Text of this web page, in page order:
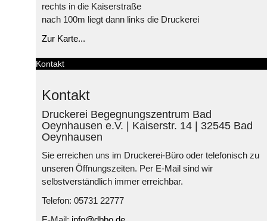
rechts in die Kaiserstraße
nach 100m liegt dann links die Druckerei
Zur Karte...
Kontakt
Kontakt
Druckerei Begegnungszentrum Bad
Oeynhausen e.V. | Kaiserstr. 14 | 32545 Bad
Oeynhausen
Sie erreichen uns im Druckerei-Büro oder telefonisch zu
unseren Öffnungszeiten. Per E-Mail sind wir
selbstverständlich immer erreichbar.
Telefon: 05731 22777